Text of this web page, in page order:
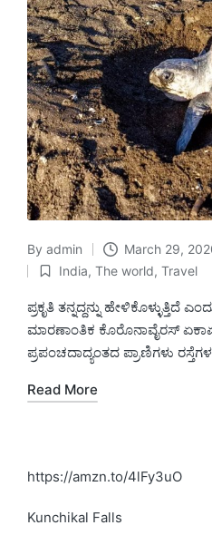
Posted
by
By admin March 29,
Posted
in
India, The world, Travel
ಪ್ರಕೃತಿ ತನ್ನದ್ದನ್ನು ಹೇಳಿಕೊಳ್ಳುತ್ತಿದೆ
ಮಾರಣಾಂತಿಕ ಕೊರೊನಾವೈರಸ್
ಪ್ರಪಂಚದಾದ್ಯಂತದ ಪ್ರಾಣಿಗಳು
Read More
https://amzn.to/4lFy3uO
Kunchikal Falls